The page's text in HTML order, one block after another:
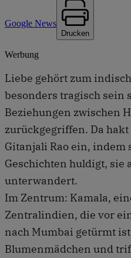
Google News
Drucken
Werbung
Liebe gehört zum
besonders tragisch sein
Beziehungen zwischen
zurückgegriffen. Da
Gitanjali Rao ein, indem
Geschichten huldigt, sie
unterwandert.
Im Zentrum: Kamala,
Zentralindien, die vor
nach Mumbai getürmt
Blumenmädchen und